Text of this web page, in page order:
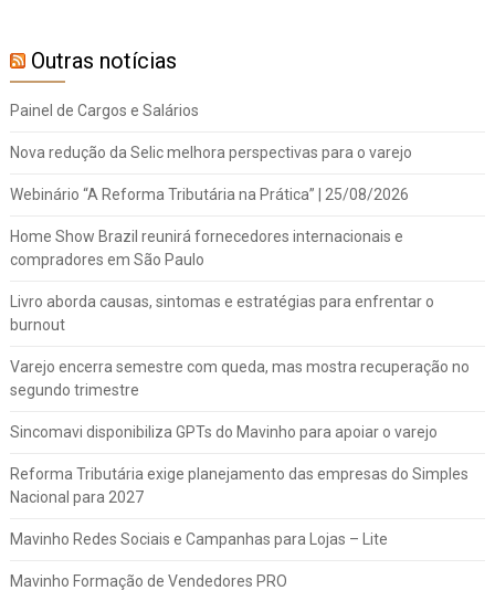
Outras notícias
Painel de Cargos e Salários
Nova redução da Selic melhora perspectivas para o varejo
Webinário “A Reforma Tributária na Prática” | 25/08/2026
Home Show Brazil reunirá fornecedores internacionais e
compradores em São Paulo
Livro aborda causas, sintomas e estratégias para enfrentar o
burnout
Varejo encerra semestre com queda, mas mostra recuperação no
segundo trimestre
Sincomavi disponibiliza GPTs do Mavinho para apoiar o varejo
Reforma Tributária exige planejamento das empresas do Simples
Nacional para 2027
Mavinho Redes Sociais e Campanhas para Lojas – Lite
Mavinho Formação de Vendedores PRO